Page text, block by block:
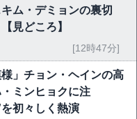
ム・デミョンの裏切
見どころ】
[12時47分]
」チョン・ヘインの高
ミンヒョクに注
初々しく熱演